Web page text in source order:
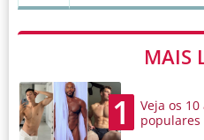
MAIS
1
Veja os
populares